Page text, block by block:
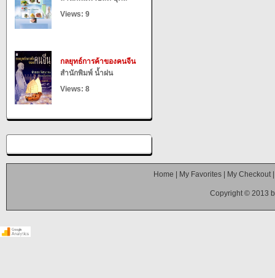
Views: 9
กลยุทธ์การค้าของคนจีน
สำนักพิมพ์ น้ำฝน
Views: 8
Home My Favorites My Checkout
Copyright © 2013